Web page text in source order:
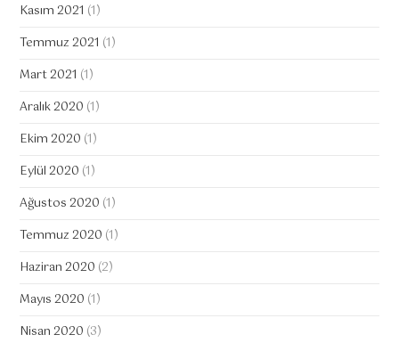
Kasım 2021 (1)
Temmuz 2021 (1)
Mart 2021 (1)
Aralık 2020 (1)
Ekim 2020 (1)
Eylül 2020 (1)
Ağustos 2020 (1)
Temmuz 2020 (1)
Haziran 2020 (2)
Mayıs 2020 (1)
Nisan 2020 (3)